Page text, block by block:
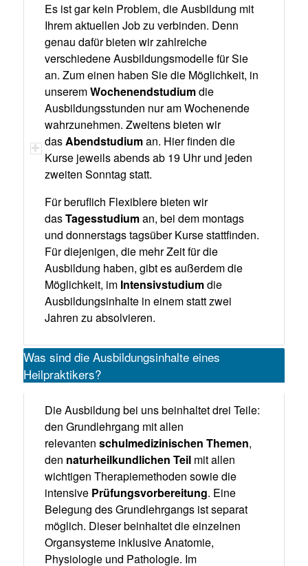
Es ist gar kein Problem, die Ausbildung mit
Ihrem aktuellen Job zu verbinden. Denn
genau dafür bieten wir zahlreiche
verschiedene Ausbildungsmodelle für Sie
an. Zum einen haben Sie die Möglichkeit, in
unseremWochenendstudiumdie
Ausbildungsstunden nur am Wochenende
wahrzunehmen. Zweitens bieten wir
dasAbendstudiuman. Hier finden die
Kurse jeweils abends ab 19 Uhr und jeden
zweiten Sonntag statt.
Für beruflich Flexiblere bieten wir
dasTagesstudiuman, bei dem montags
und donnerstags tagsüber Kurse stattfinden.
Für diejenigen, die mehr Zeit für die
Ausbildung haben, gibt es außerdem die
Möglichkeit, im Intensivstudiumdie
Ausbildungsinhalte in einem statt zwei
Jahren zu absolvieren.
Was sind die Ausbildungsinhalte eines
Heilpraktikers?
Die Ausbildung bei uns beinhaltet drei Teile:
den Grundlehrgang mit allen
relevanten schulmedizinischen Themen,
den naturheilkundlichen Teilmit allen
wichtigen Therapiemethoden sowie die
intensive Prüfungsvorbereitung. Eine
Belegung des Grundlehrgangs ist separat
möglich. Dieser beinhaltet die einzelnen
Organsysteme inklusive Anatomie,
Physiologie und Pathologie. Im